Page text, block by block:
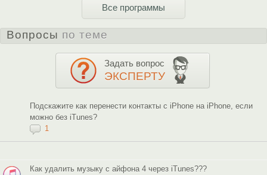
Все программы
Вопросы по теме
Задать вопрос
ЭКСПЕРТУ
Подскажите как перенести контакты с iPhone на iPhone, если
можно без iTunes?
1
Как удалить музыку с айфона 4 через iTunes???